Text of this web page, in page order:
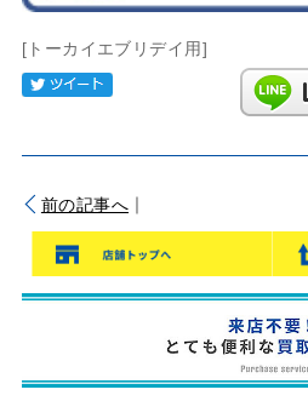
[トーカイエブリデイ用]
Tweet
前の記事へ ｜